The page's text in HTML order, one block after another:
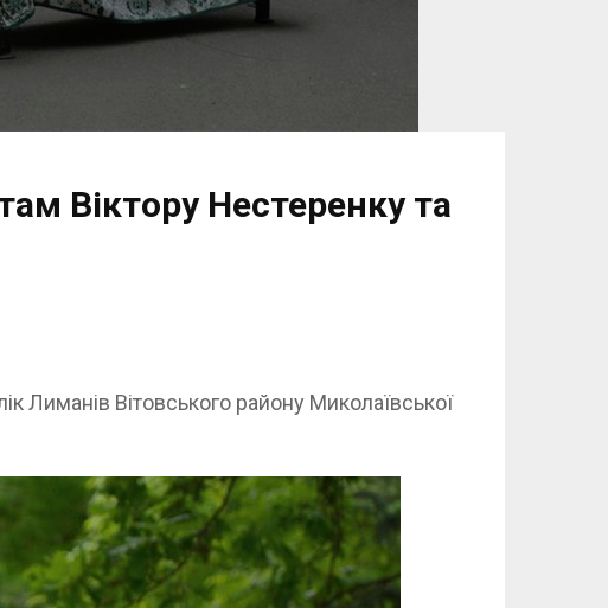
Віктору Нестеренку та
Лиманів Вітовського району Миколаївської